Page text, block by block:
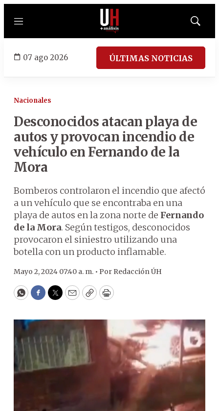
Menú
Mostrar
07 ago 2026 ÚLTIMAS NOTICIAS
Nacionales
Desconocidos atacan playa de
autos y provocan incendio de
vehículo en Fernando de la
Mora
Bomberos controlaron el incendio que afectó
a un vehículo que se encontraba en una
playa de autos en la zona norte de Fernando
de la Mora. Según testigos, desconocidos
provocaron el siniestro utilizando una
botella con un producto inflamable.
Mayo 2, 2024 07:40 a. m. • Por Redacción ÚH
WhatsApp
Facebook
Twitter
EmailCopyPrint